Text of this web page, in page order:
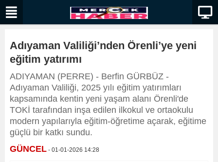
Adıyaman Valiliği’nden Örenli’ye yeni
eğitim yatırımı
ADIYAMAN (PERRE) - Berfin GÜRBÜZ -
Adıyaman Valiliği, 2025 yılı eğitim yatırımları
kapsamında kentin yeni yaşam alanı Örenli'de
TOKİ tarafından inşa edilen ilkokul ve ortaokulu
modern yapılarıyla eğitim-öğretime açarak, eğitime
güçlü bir katkı sundu.
GÜNCEL - 01-01-2026 14:28